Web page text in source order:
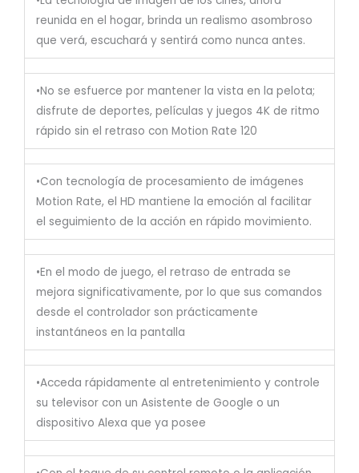
reunida en el hogar, brinda un realismo asombroso
que verá, escuchará y sentirá como nunca antes.
•No se esfuerce por mantener la vista en la pelota;
disfrute de deportes, películas y juegos 4K de ritmo
rápido sin el retraso con Motion Rate 120
•Con tecnología de procesamiento de imágenes
Motion Rate, el HD mantiene la emoción al facilitar
el seguimiento de la acción en rápido movimiento.
•En el modo de juego, el retraso de entrada se
mejora significativamente, por lo que sus comandos
desde el controlador son prácticamente
instantáneos en la pantalla
•Acceda rápidamente al entretenimiento y controle
su televisor con un Asistente de Google o un
dispositivo Alexa que ya posee